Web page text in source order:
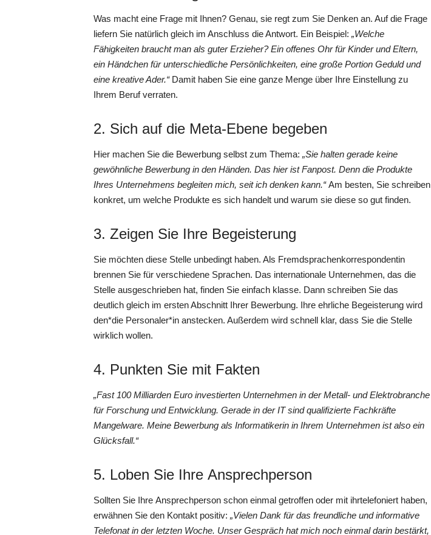
Was macht eine Frage mit Ihnen? Genau, sie regt zum Sie Denken an. Auf die Frage
liefern Sie natürlich gleich im Anschluss die Antwort. Ein Beispiel:„Welche
Fähigkeiten braucht man als guter Erzieher? Ein offenes Ohr für Kinder und Eltern,
ein Händchen für unterschiedliche Persönlichkeiten, eine große Portion Geduld und
eine kreative Ader.“Damit haben Sie eine ganze Menge über Ihre Einstellung zu
Ihrem Beruf verraten.
2. Sich auf die Meta-Ebene begeben
Hier machen Sie die Bewerbung selbst zum Thema:„Sie halten gerade keine
gewöhnliche Bewerbung in den Händen. Das hier ist Fanpost. Denn die Produkte
Ihres Unternehmens begleiten mich, seit ich denken kann.“Am besten, Sie schreiben
konkret, um welche Produkte es sich handelt und warum sie diese so gut finden.
3. Zeigen Sie Ihre Begeisterung
Sie möchten diese Stelle unbedingt haben. Als Fremdsprachenkorrespondentin
brennen Sie für verschiedene Sprachen. Das internationale Unternehmen, das die
Stelle ausgeschrieben hat, finden Sie einfach klasse. Dann schreiben Sie das
deutlich gleich im ersten Abschnitt Ihrer Bewerbung. Ihre ehrliche Begeisterung wird
den*die Personaler*in anstecken. Außerdem wird schnell klar, dass Sie die Stelle
wirklich wollen.
4. Punkten Sie mit Fakten
„Fast 100 Milliarden Euro investierten Unternehmen in der Metall- und Elektrobranche
für Forschung und Entwicklung. Gerade in der IT sind qualifizierte Fachkräfte
Mangelware. Meine Bewerbung als Informatikerin in Ihrem Unternehmen ist also ein
Glücksfall.“
5. Loben Sie Ihre Ansprechperson
Sollten Sie Ihre Ansprechperson schon einmal getroffen oder mit ihrtelefoniert haben,
erwähnen Sie den Kontakt positiv:„Vielen Dank für das freundliche und informative
Telefonat in der letzten Woche. Unser Gespräch hat mich noch einmal darin bestärkt,